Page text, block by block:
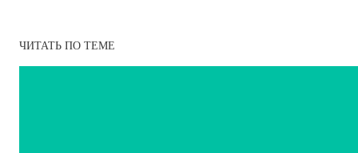
ЧИТАТЬ ПО ТЕМЕ